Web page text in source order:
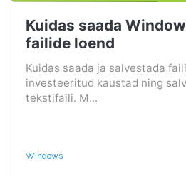
Kuidas saada
failide loend
Kuidas saada ja salvestada
investeeritud kaustad ning
tekstifaili. M...
Windows